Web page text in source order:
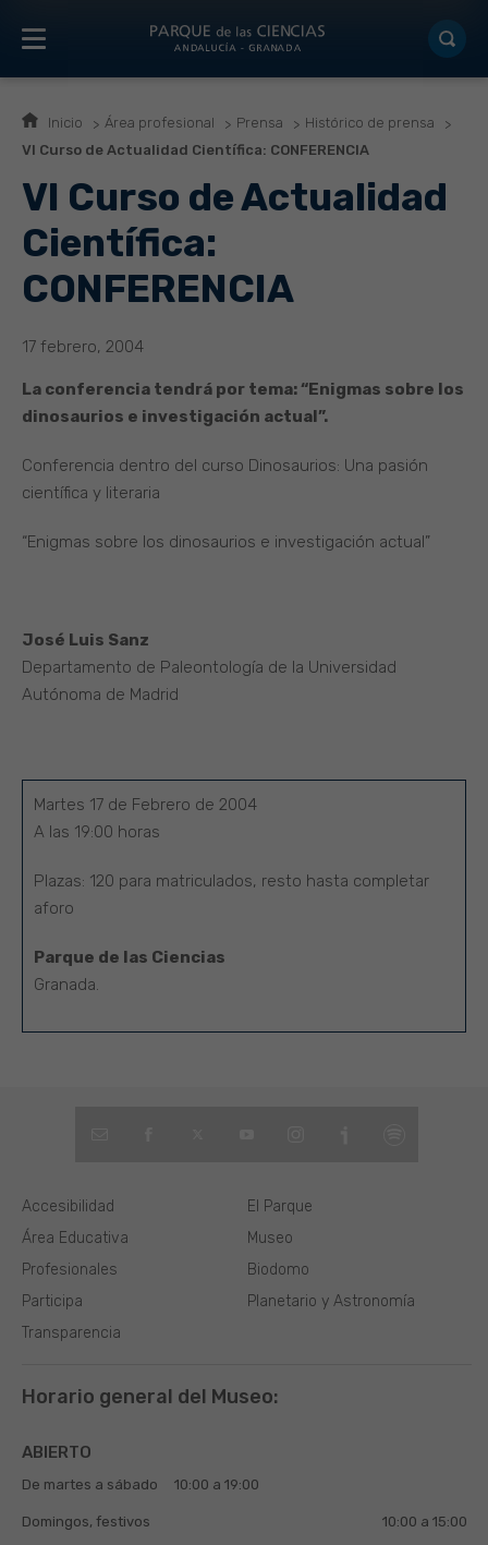
Inicio Área profesional Prensa
Histórico de prensa
VI Curso de Actualidad Científica: CONFERENCIA
VI Curso de Actualidad
Científica:
CONFERENCIA
17 febrero, 2004
La conferencia tendrá por tema: “Enigmas sobre los
dinosaurios e investigación actual”.
Conferencia dentro del curso Dinosaurios: Una pasión
científica y literaria
“Enigmas sobre los dinosaurios e investigación actual”
José Luis Sanz
Departamento de Paleontología de la Universidad
Autónoma de Madrid
Martes 17 de Febrero de 2004
A las 19:00 horas
Plazas: 120 para matriculados, resto hasta completar
aforo
Parque de las Ciencias
Granada.
El Parque
Museo
Biodomo
Planetario y Astronomía
Área Educativa
Profesionales
Participa
Transparencia
Accesibilidad
Horario general del Museo:
ABIERTO
De martes a sábado 10:00 a 19:00
Domingos, festivos 10:00 a 15:00